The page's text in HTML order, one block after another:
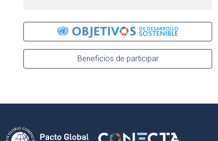
Beneficios de participar